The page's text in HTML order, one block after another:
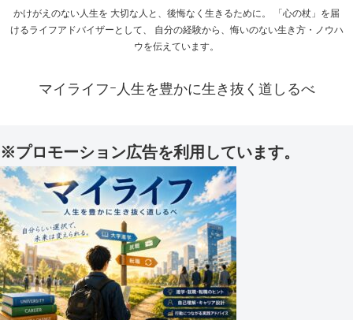
かけがえのない人生を 大切な人と、後悔なく生きるために。 「心の杖」を届
けるライフアドバイザーとして、 自分の経験から、悔いのない生き方・ノウハ
ウを伝えています。
マイライフｰ人生を豊かに生き抜く道しるべ
※プロモーション広告を利用しています。